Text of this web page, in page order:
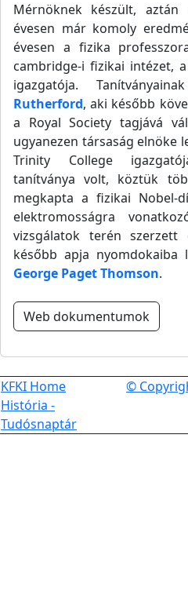
Mérnöknek készült, aztán
évesen már komoly
évesen a fizika
cambridge-i fizikai intézet,
igazgatója.
Rutherford, aki később
a Royal Society tagjává
ugyanezen társaság elnöke
Trinity College
tanítványa volt, köztük
megkapta a fizikai Nobel-
elektromosságra
vizsgálatok terén
később apja nyomdokaiba
George Paget Thomson.
Web dokumentumok
KFKI Home
História -
Tudósnaptár
©